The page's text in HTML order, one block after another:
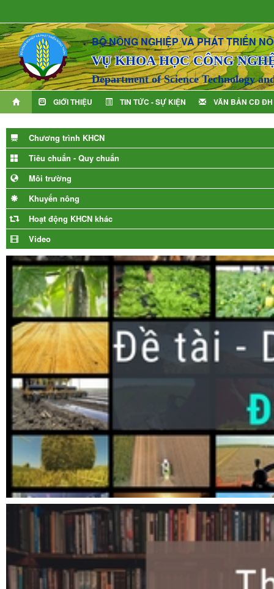
BỘ NÔNG NGHIỆP VÀ PHÁT TRIỂN
VỤ KHOA HỌC CÔNG
Department of Science Technology
GIỚI THIỆU TIN TỨC - SỰ KIỆN VĂN BẢN CĐ ĐH
Chương trình KHCN
Tiêu chuẩn - Quy chuẩn
Môi trường
Khuyến nông
Hoạt động KHCN khác
Video